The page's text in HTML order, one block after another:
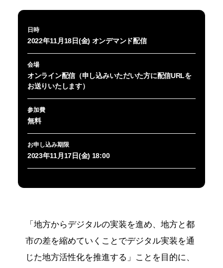
日時
2022年11月18日(金) オンデマンド配信
会場
オンライン配信（申し込みいただいた方に配信URLを
お送りいたします）
参加費
無料
お申し込み期限
2023年11月17日(金) 18:00
「地方からデジタルの実装を進め、地方と都
市の差を縮めていくことでデジタル実装を通
じた地方活性化を推進する」ことを目的に、